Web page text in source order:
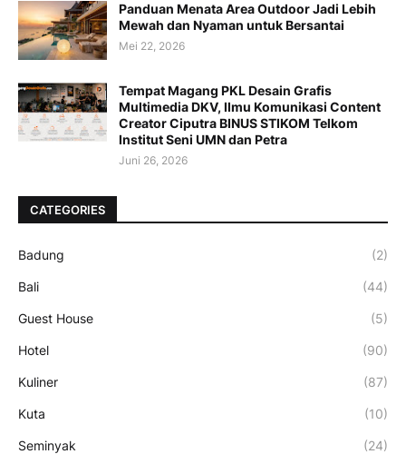
Panduan Menata Area Outdoor Jadi Lebih
Mewah dan Nyaman untuk Bersantai
Mei 22, 2026
Tempat Magang PKL Desain Grafis
Multimedia DKV, Ilmu Komunikasi Content
Creator Ciputra BINUS STIKOM Telkom
Institut Seni UMN dan Petra
Juni 26, 2026
CATEGORIES
Badung (2)
Bali (44)
Guest House (5)
Hotel (90)
Kuliner (87)
Kuta (10)
Seminyak (24)